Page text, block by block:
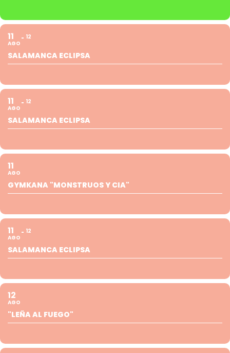
11
AGO
12
SALAMANCA ECLIPSA
11
AGO
12
SALAMANCA ECLIPSA
11
AGO
GYMKANA "MONSTRUOS Y CIA"
11
AGO
12
SALAMANCA ECLIPSA
12
AGO
"LEÑA AL FUEGO"